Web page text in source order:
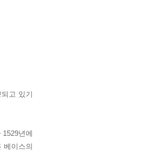
고 있기
년에
베이스의